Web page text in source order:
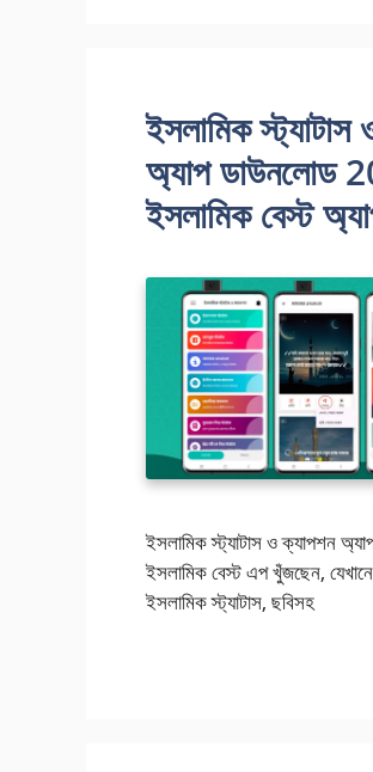
ইসলামিক
অ্যাপ ডাউনলোড
ইসলামিক বেস্ট
ইসলামিক স্ট্যাটাস ও ক্যাপশন
ইসলামিক বেস্ট এপ খুঁজছেন,
ইসলামিক স্ট্যাটাস, ছবিসহ